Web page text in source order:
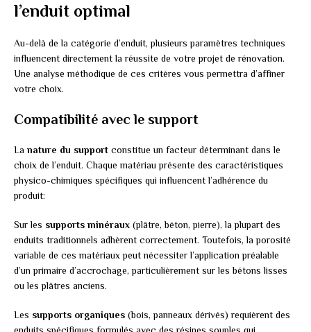
l’enduit optimal
Au-delà de la catégorie d’enduit, plusieurs paramètres techniques
influencent directement la réussite de votre projet de rénovation.
Une analyse méthodique de ces critères vous permettra d’affiner
votre choix.
Compatibilité avec le support
La nature du support constitue un facteur déterminant dans le
choix de l’enduit. Chaque matériau présente des caractéristiques
physico-chimiques spécifiques qui influencent l’adhérence du
produit:
Sur les supports minéraux (plâtre, béton, pierre), la plupart des
enduits traditionnels adhèrent correctement. Toutefois, la porosité
variable de ces matériaux peut nécessiter l’application préalable
d’un primaire d’accrochage, particulièrement sur les bétons lisses
ou les plâtres anciens.
Les supports organiques (bois, panneaux dérivés) requièrent des